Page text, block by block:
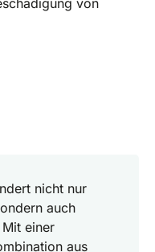
nicht nur
auch
einer
aus